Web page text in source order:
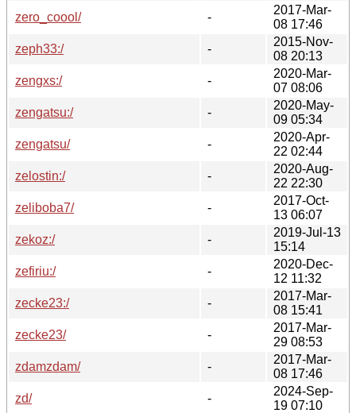
zero_coool/
-
2017-Mar-
08 17:46
zeph33:/
-
2015-Nov-
08 20:13
zengxs:/
-
2020-Mar-
07 08:06
zengatsu:/
-
2020-May-
09 05:34
zengatsu/
-
2020-Apr-
22 02:44
zelostin:/
-
2020-Aug-
22 22:30
zeliboba7/
-
2017-Oct-
13 06:07
zekoz:/
-
2019-Jul-13
15:14
zefiriu:/
-
2020-Dec-
12 11:32
zecke23:/
-
2017-Mar-
08 15:41
zecke23/
-
2017-Mar-
29 08:53
zdamzdam/
-
2017-Mar-
08 17:46
zd/
-
2024-Sep-
19 07:10